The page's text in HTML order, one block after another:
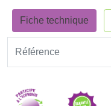
Fiche technique
Référence